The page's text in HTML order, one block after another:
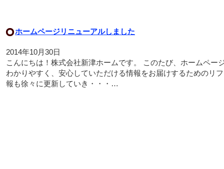
ホームページリニューアルしました
2014年10月30日
こんにちは！株式会社新津ホームです。 このたび、ホームペー
わかりやすく、安心していただける情報をお届けするためのリ
報も徐々に更新していき・・・…